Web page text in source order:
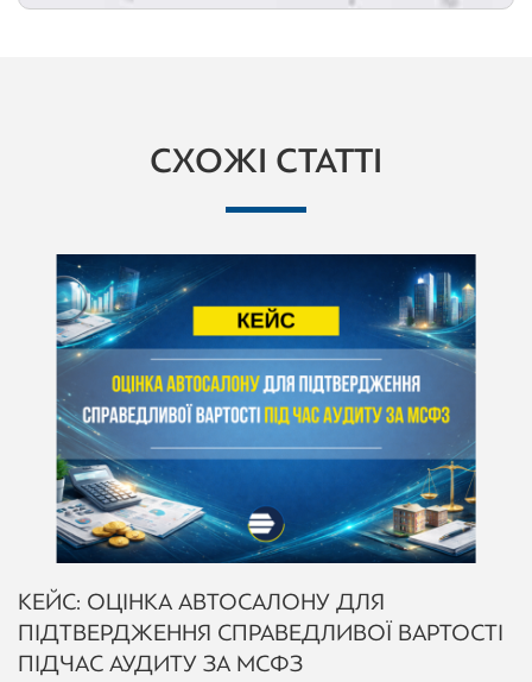
СХОЖІ СТАТТІ
КЕЙС: ОЦІНКА АВТОСАЛОНУ ДЛЯ
ПІДТВЕРДЖЕННЯ СПРАВЕДЛИВОЇ ВАРТОСТІ
ПІД ЧАС АУДИТУ ЗА МСФЗ